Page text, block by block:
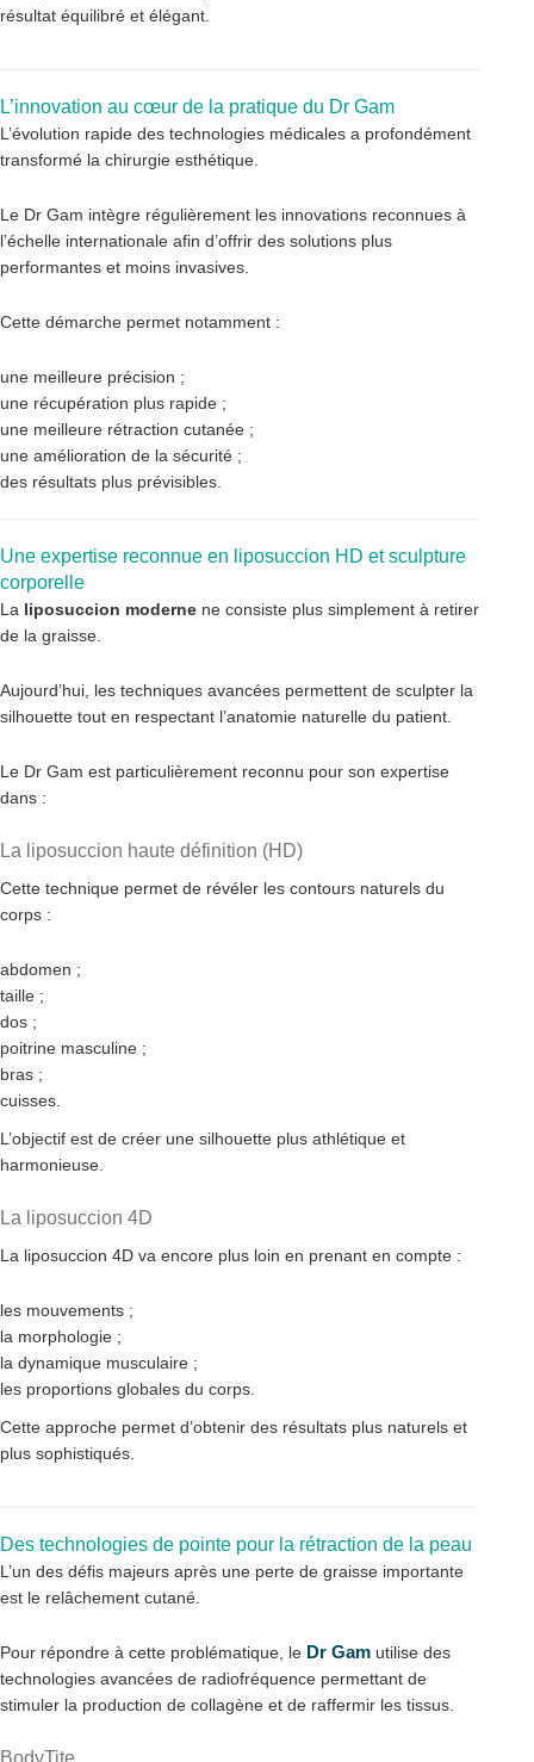
résultat équilibré et élégant.
L’innovation au cœur de la pratique du Dr Gam
L’évolution rapide des technologies médicales a profondément
transformé la chirurgie esthétique.
Le Dr Gam intègre régulièrement les innovations reconnues à
l’échelle internationale afin d’offrir des solutions plus
performantes et moins invasives.
Cette démarche permet notamment :
une meilleure précision ;
une récupération plus rapide ;
une meilleure rétraction cutanée ;
une amélioration de la sécurité ;
des résultats plus prévisibles.
Une expertise reconnue en liposuccion HD et sculpture
corporelle
La liposuccion moderne ne consiste plus simplement à retirer
de la graisse.
Aujourd’hui, les techniques avancées permettent de sculpter la
silhouette tout en respectant l’anatomie naturelle du patient.
Le Dr Gam est particulièrement reconnu pour son expertise
dans :
La liposuccion haute définition (HD)
Cette technique permet de révéler les contours naturels du
corps :
abdomen ;
taille ;
dos ;
poitrine masculine ;
bras ;
cuisses.
L’objectif est de créer une silhouette plus athlétique et
harmonieuse.
La liposuccion 4D
La liposuccion 4D va encore plus loin en prenant en compte :
les mouvements ;
la morphologie ;
la dynamique musculaire ;
les proportions globales du corps.
Cette approche permet d’obtenir des résultats plus naturels et
plus sophistiqués.
Des technologies de pointe pour la rétraction de la peau
L’un des défis majeurs après une perte de graisse importante
est le relâchement cutané.
Pour répondre à cette problématique, le Dr Gam utilise des
technologies avancées de radiofréquence permettant de
stimuler la production de collagène et de raffermir les tissus.
BodyTite